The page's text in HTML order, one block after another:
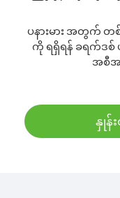
ပနားမား အတွက် တစ်
ကို ရရှိရန် ခရက်ဒစ်
အစီအ
နှုန်း